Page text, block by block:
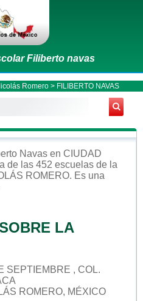
Filiberto navas
Romero > FILIBERTO NAVAS
Navas en CIUDAD
de las 452 escuelas de la
ROMERO. Es una
LA
SEPTIEMBRE , COL.
ROMERO, MÉXICO